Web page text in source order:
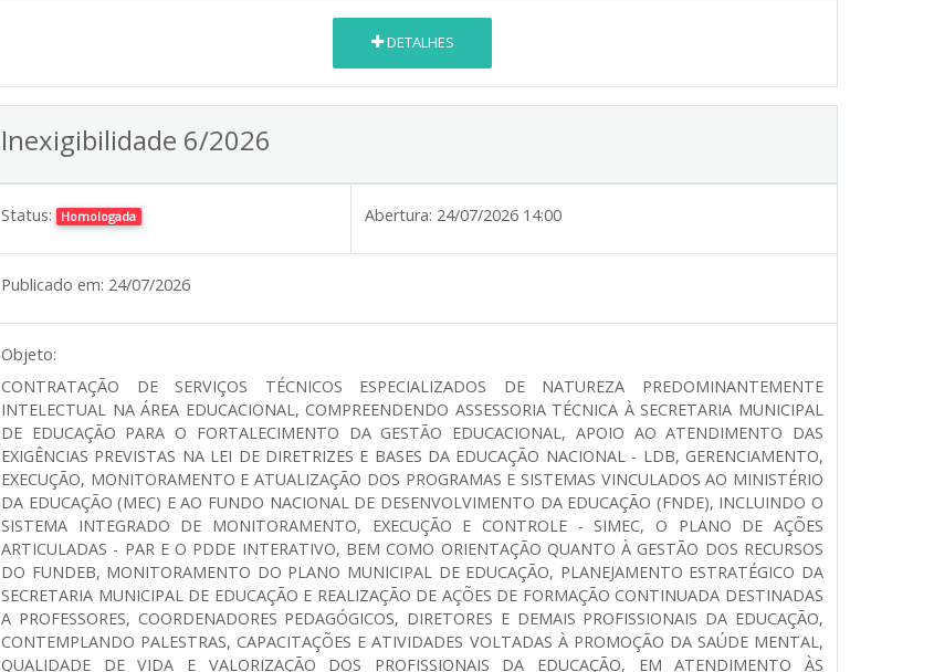
DETALHES
Inexigibilidade 6/2026
Status: Homologada Abertura: 24/07/2026 14:00
Publicado em: 24/07/2026
Objeto:
CONTRATAÇÃO DE SERVIÇOS TÉCNICOS ESPECIALIZADOS DE NATUREZA PREDOMINANTEMENTE
INTELECTUAL NA ÁREA EDUCACIONAL, COMPREENDENDO ASSESSORIA TÉCNICA À SECRETARIA MUNICIPAL
DE EDUCAÇÃO PARA O FORTALECIMENTO DA GESTÃO EDUCACIONAL, APOIO AO ATENDIMENTO DAS
EXIGÊNCIAS PREVISTAS NA LEI DE DIRETRIZES E BASES DA EDUCAÇÃO NACIONAL - LDB, GERENCIAMENTO,
EXECUÇÃO, MONITORAMENTO E ATUALIZAÇÃO DOS PROGRAMAS E SISTEMAS VINCULADOS AO MINISTÉRIO
DA EDUCAÇÃO (MEC) E AO FUNDO NACIONAL DE DESENVOLVIMENTO DA EDUCAÇÃO (FNDE), INCLUINDO O
SISTEMA INTEGRADO DE MONITORAMENTO, EXECUÇÃO E CONTROLE - SIMEC, O PLANO DE AÇÕES
ARTICULADAS - PAR E O PDDE INTERATIVO, BEM COMO ORIENTAÇÃO QUANTO À GESTÃO DOS RECURSOS
DO FUNDEB, MONITORAMENTO DO PLANO MUNICIPAL DE EDUCAÇÃO, PLANEJAMENTO ESTRATÉGICO DA
SECRETARIA MUNICIPAL DE EDUCAÇÃO E REALIZAÇÃO DE AÇÕES DE FORMAÇÃO CONTINUADA DESTINADAS
A PROFESSORES, COORDENADORES PEDAGÓGICOS, DIRETORES E DEMAIS PROFISSIONAIS DA EDUCAÇÃO,
CONTEMPLANDO PALESTRAS, CAPACITAÇÕES E ATIVIDADES VOLTADAS À PROMOÇÃO DA SAÚDE MENTAL,
QUALIDADE DE VIDA E VALORIZAÇÃO DOS PROFISSIONAIS DA EDUCAÇÃO, EM ATENDIMENTO ÀS